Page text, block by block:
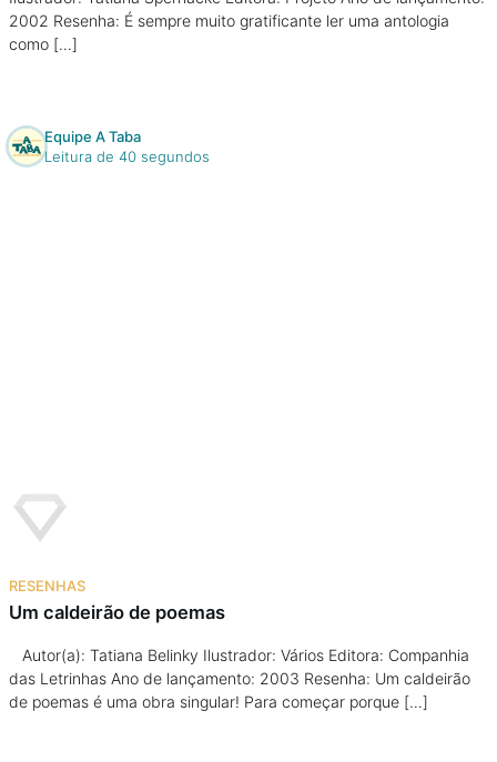
2002 Resenha: É sempre muito gratificante ler uma antologia
como […]
Equipe A Taba
Leitura de 40 segundos
RESENHAS
Um caldeirão de poemas
Autor(a): Tatiana Belinky Ilustrador: Vários Editora: Companhia
das Letrinhas Ano de lançamento: 2003 Resenha: Um caldeirão
de poemas é uma obra singular! Para começar porque […]